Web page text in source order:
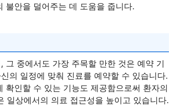
불안을 덜어주는 데 도움을 줍니다.
그 중에서도 가장 주목할 만한 것은 예약 기
의 일정에 맞춰 진료를 예약할 수 있습니다.
인할 수 있는 기능도 제공함으로써 환자의
일상에서의 의료 접근성을 높이고 있습니다.